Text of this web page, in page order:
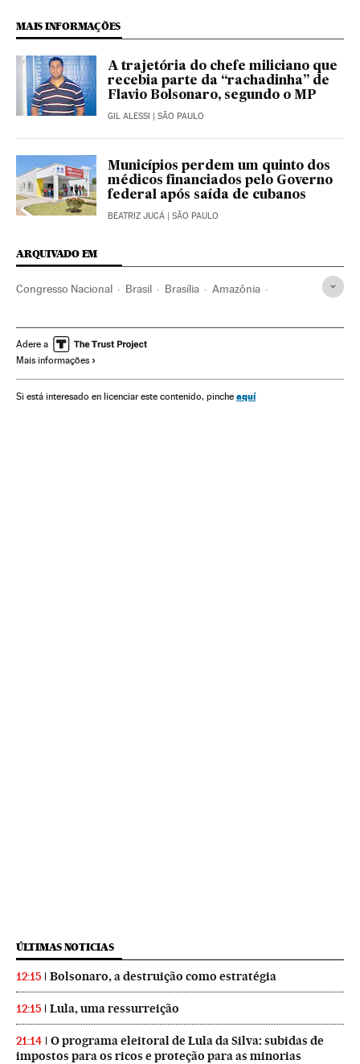
MAIS INFORMAÇÕES
A trajetória do chefe miliciano que
recebia parte da “rachadinha” de
Flavio Bolsonaro, segundo o MP
GIL ALESSI | SÃO PAULO
Municípios perdem um quinto dos
médicos financiados pelo Governo
federal após saída de cubanos
BEATRIZ JUCÁ | SÃO PAULO
ARQUIVADO EM
Congresso Nacional Brasil Brasília Amazônia
Inpe Desmatamento Jair Bolsonaro
Bancada ruralista
Adere a
Mais informações
Si está interesado en licenciar este contenido, pinche aquí
ÚLTIMAS NOTICIAS
12:15 Bolsonaro, a destruição como estratégia
12:15 Lula, uma ressurreição
21:14
O programa eleitoral de Lula da Silva: subidas de
impostos para os ricos e proteção para as minorias